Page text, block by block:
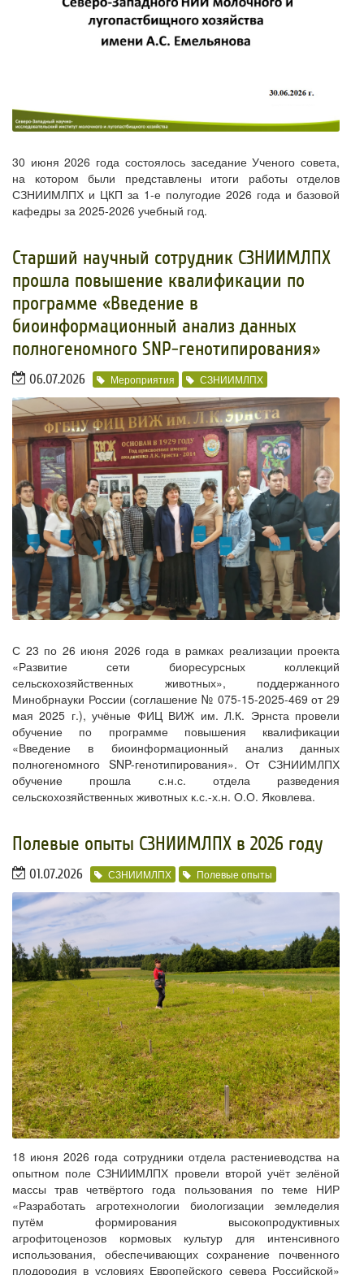
30 июня 2026 года состоялось заседание Ученого совета,
на котором были представлены итоги работы отделов
СЗНИИМЛПХ и ЦКП за 1-е полугодие 2026 года и базовой
кафедры за 2025-2026 учебный год.
​Старший научный сотрудник СЗНИИМЛПХ
прошла повышение квалификации по
программе «Введение в
биоинформационный анализ данных
полногеномного SNP-генотипирования»
06.07.2026 Мероприятия СЗНИИМЛПХ
С 23 по 26 июня 2026 года в рамках реализации проекта
«Развитие сети биоресурсных коллекций
сельскохозяйственных животных», поддержанного
Минобрнауки России (соглашение № 075-15-2025-469 от 29
мая 2025 г.), учёные ФИЦ ВИЖ им. Л.К. Эрнста провели
обучение по программе повышения квалификации
«Введение в биоинформационный анализ данных
полногеномного SNP-генотипирования». От СЗНИИМЛПХ
обучение прошла с.н.с. отдела разведения
сельскохозяйственных животных к.с.-х.н. О.О. Яковлева.
​Полевые опыты СЗНИИМЛПХ в 2026 году
01.07.2026 СЗНИИМЛПХ Полевые опыты
18 июня 2026 года сотрудники отдела растениеводства на
опытном поле СЗНИИМЛПХ провели второй учёт зелёной
массы трав четвёртого года пользования по теме НИР
«Разработать агротехнологии биологизации земледелия
путём формирования высокопродуктивных
агрофитоценозов кормовых культур для интенсивного
использования, обеспечивающих сохранение почвенного
плодородия в условиях Европейского севера Российской»